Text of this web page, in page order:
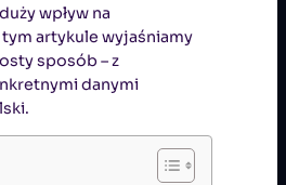
wpływ na
artykule wyjaśniamy
sposób – z
danymi